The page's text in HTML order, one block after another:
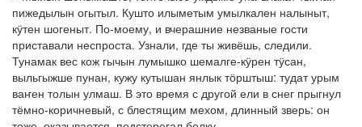
пижедылын огытыл. Кушто илыметым умылкален налыныт,
кӱтен шогеныт. По-моему, и вчерашние незваные гости
приставали неспроста. Узнали, где ты живёшь, следили.
Тунамак вес кож гычын лумышко шемалге-кӱрен тӱсан,
выльгыжше пунан, кужу кутышан янлык тӧрштыш: тудат урым
ваҥен толын улмаш. В это время с другой ели в снег прыгнул
тёмно-коричневый, с блестящим мехом, длинный зверь: он